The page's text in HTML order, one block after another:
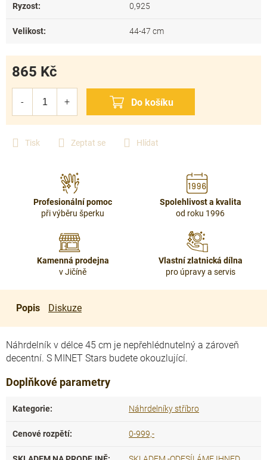
Tisk Zeptat se Hlídat
865 Kč
Ryzost: 0,925
Velikost: 44-47 cm
Profesionální pomoc
při výběru šperku
Spolehlivost a kvalita
od roku 1996
Kamenná prodejna
v Jičíně
Vlastní zlatnická dílna
pro úpravy a servis
Popis Diskuze
Náhrdelník v délce 45 cm je nepřehlédnutelný a zároveň
decentní. S MINET Stars budete okouzlující.
Doplňkové parametry
Kategorie: Náhrdelníky stříbro
Cenové rozpětí: 0-999,-